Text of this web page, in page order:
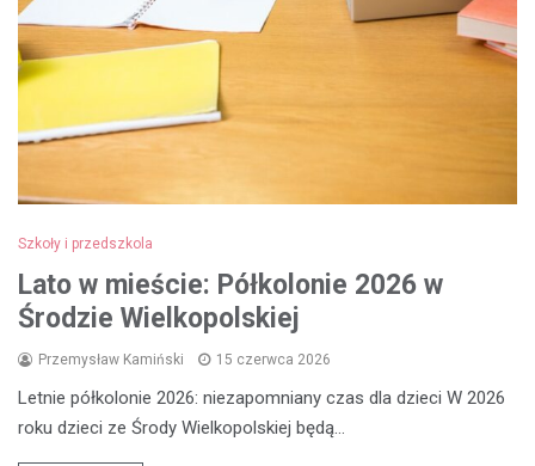
Szkoły i przedszkola
Lato w mieście: Półkolonie 2026 w
Środzie Wielkopolskiej
Przemysław Kamiński 15 czerwca 2026
Letnie półkolonie 2026: niezapomniany czas dla dzieci W 2026
roku dzieci ze Środy Wielkopolskiej będą…